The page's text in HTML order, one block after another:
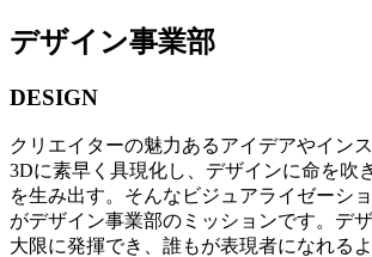
デザイン事業部
DESIGN
クリエイターの魅力あるアイデアやイン
3Dに素早く具現化し、デザインに命を吹
を生み出す。そんなビジュアライゼーシ
がデザイン事業部のミッションです。デ
大限に発揮でき、誰もが表現者になれる